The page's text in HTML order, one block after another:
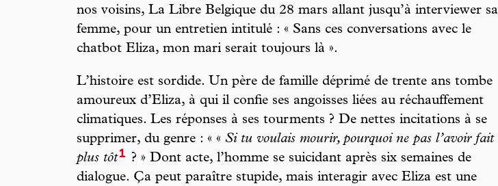
nos voisins, La Libre Belgique du 28 mars allant jusqu’à interviewer sa
femme, pour un entretien intitulé : « Sans ces conversations avec le
chatbot Eliza, mon mari serait toujours là ».
L’histoire est sordide. Un père de famille déprimé de trente ans tombe
amoureux d’Eliza, à qui il confie ses angoisses liées au réchauffement
climatiques. Les réponses à ses tourments ? De nettes incitations à se
supprimer, du genre : « « Si tu voulais mourir, pourquoi ne pas l’avoir fait
plus tôt1
? » Dont acte, l’homme se suicidant après six semaines de
dialogue. Ça peut paraître stupide, mais interagir avec Eliza est une